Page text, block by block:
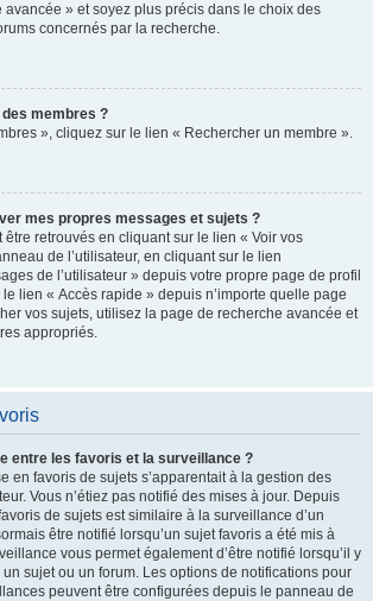
avancée » et soyez plus précis dans le choix des
concernés par la recherche.
membres ?
», cliquez sur le lien « Rechercher un membre ».
mes propres messages et sujets ?
être retrouvés en cliquant sur le lien « Voir vos
de l’utilisateur, en cliquant sur le lien
de l’utilisateur » depuis votre propre page de profil
lien « Accès rapide » depuis n’importe quelle page
vos sujets, utilisez la page de recherche avancée et
appropriés.
entre les favoris et la surveillance ?
en favoris de sujets s’apparentait à la gestion des
Vous n’étiez pas notifié des mises à jour. Depuis
de sujets est similaire à la surveillance d’un
être notifié lorsqu’un sujet favoris a été mis à
vous permet également d’être notifié lorsqu’il y
sujet ou un forum. Les options de notifications pour
peuvent être configurées depuis le panneau de